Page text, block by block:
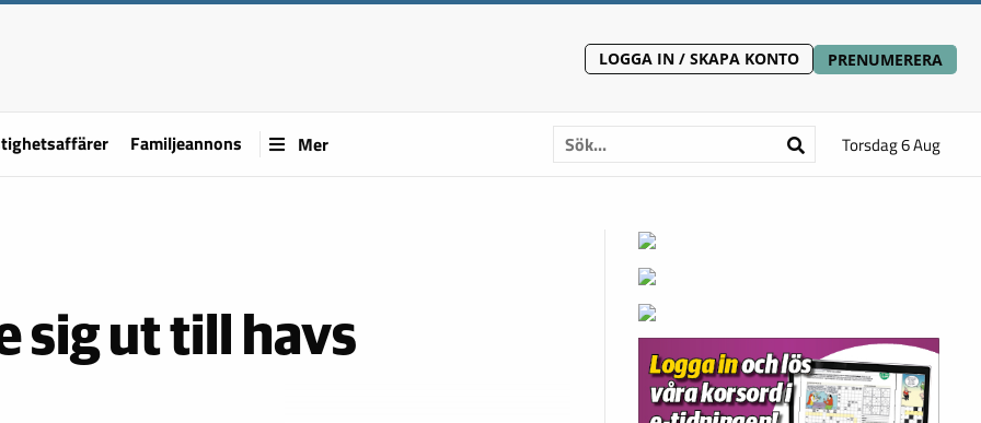
LOGGA IN / SKAPA KONTO PRENUMERERA
Familjeannons Mer Torsdag 6 Aug
sig ut till havs